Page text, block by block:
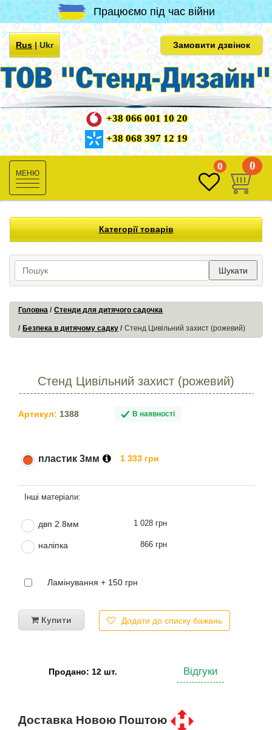
Працюємо під час війни
Rus|Ukr Замовити дзвінок
+38 066 001 10 20
+38 068 397 12 19
Toggle
navigation
0 0
Категорії товарів
Шукати
Головна Стенди для дитячого садочка
Безпека в дитячому садку Стенд Цивільний захист (рожевий)
Стенд Цивільний захист (рожевий)
Артикул: 1388 В наявності
пластик 3мм 1 333 грн
двп 2.8мм 1 028 грн
наліпка 866 грн
Ламінування + 150 грн
Купити Додати до списку бажань
Продано: 12 шт. Відгуки
Доставка Новою Поштою